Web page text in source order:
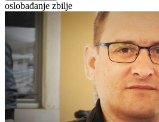
oslobađanje zbilje